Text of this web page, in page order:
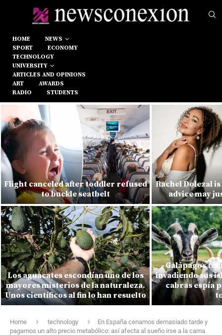
HOME
NEWS
SPORT
ECONOMY
TECHNOLOGY
UNIVERSITY
ARTICLES AND OPINIONS
ART
AWARDS
RADIO
STUDENTS
Flight canceled after toddler refused
to buckle seatbelt
Los aguacates escondían uno de los
mayores misterios de la naturaleza.
Unos científicos al fin lo han resuelto
Rachel Dolezal
advice may
Galápagos
invadiendo sus
cabras espía
Home technology
En España cenamos demasiado tarde y
pagamos un alto precio metabólico: así afecta al sueño irse a la cama